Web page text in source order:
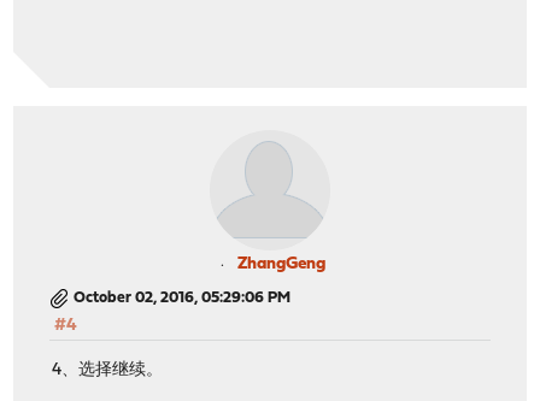
ZhangGeng
October 02, 2016, 05:29:06 PM
#4
4、选择继续。